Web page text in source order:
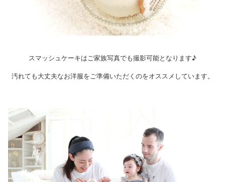
スマッシュケーキはご家族写真でも撮影可能となります♪
汚れても大丈夫なお洋服をご準備いただくのをオススメしています。